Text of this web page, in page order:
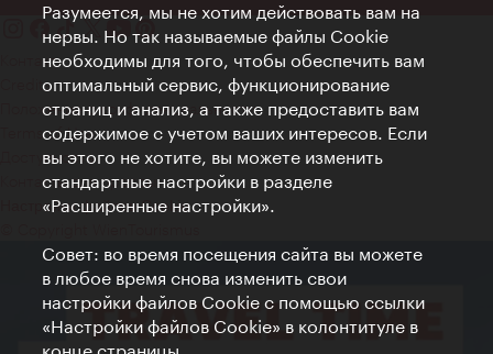
Контакт
Credits
Положение о конфиденциальности
Terms of Use
Доступность
Контакты для прессы
Настройки файлов Cookie
Разумеется, мы не хотим действовать вам на
нервы. Но так называемые файлы Cookie
необходимы для того, чтобы обеспечить вам
оптимальный сервис, функционирование
страниц и анализ, а также предоставить вам
содержимое с учетом ваших интересов. Если
вы этого не хотите, вы можете изменить
стандартные настройки в разделе
«Расширенные настройки».
Совет: во время посещения сайта вы можете
в любое время снова изменить свои
настройки файлов Cookie с помощью ссылки
«Настройки файлов Cookie» в колонтитуле в